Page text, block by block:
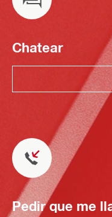
Chatear
Pedir que me